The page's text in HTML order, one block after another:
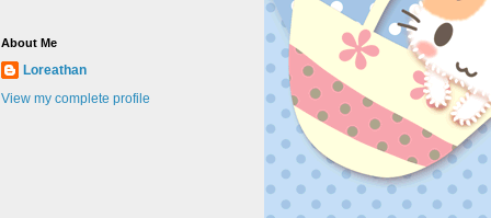
About Me
Loreathan
View my complete profile